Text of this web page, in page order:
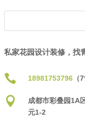
私家花园设计装修，找
 18981753796（

成都市彩叠园1A
元1-2